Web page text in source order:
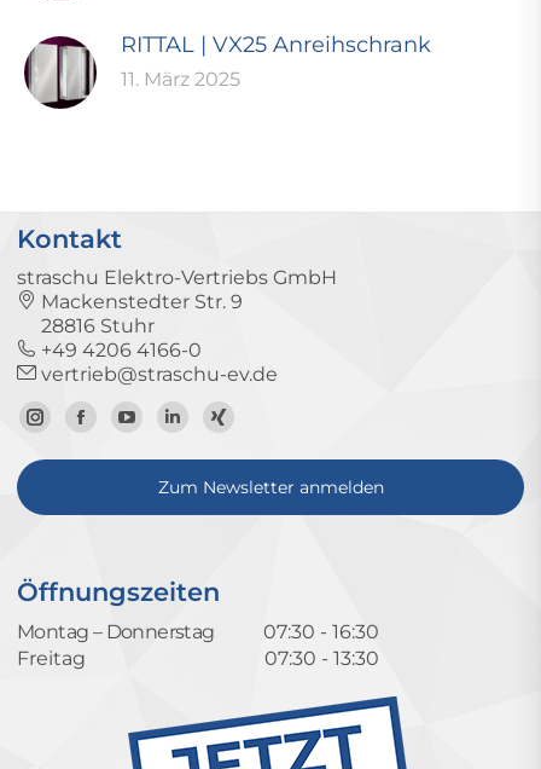
RITTAL | VX25 Anreihschrank
11. März 2025
Kontakt
straschu Elektro-Vertriebs GmbH
Mackenstedter Str. 9
28816 Stuhr
+49 4206 4166-0
vertrieb@straschu-ev.de
Zum
Instagram-
Zur
Facebook-
Zum
YouTube-
Kanal
Zum
LinkedIn-
Profil
Zum
Xing-
Profil
Zum Newsletter anmelden
Öffnungszeiten
Montag – Donnerstag
07:30 - 16:30
Freitag
07:30 - 13:30